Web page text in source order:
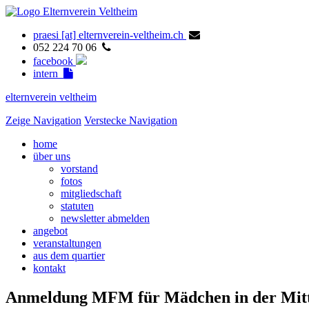
praesi [at] elternverein-veltheim.ch
052 224 70 06
facebook
intern
elternverein veltheim
Zeige Navigation Verstecke Navigation
home
über uns
vorstand
fotos
mitgliedschaft
statuten
newsletter abmelden
angebot
veranstaltungen
aus dem quartier
kontakt
Anmeldung MFM für Mädchen in der